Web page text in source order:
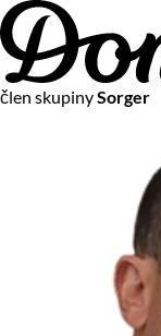
člen skupinySorger
Na vašom
Chceme vám
Vzhľadom k
s používaním
Viac o
Aby sme vedeli,
vám mohli
používame
Čo sú cookies?
Cookies sú malé